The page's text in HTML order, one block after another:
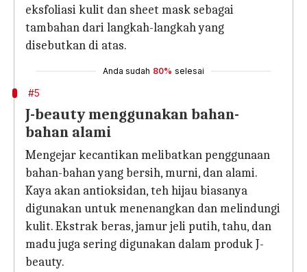
eksfoliasi kulit dan sheet mask sebagai
tambahan dari langkah-langkah yang
disebutkan di atas.
Anda sudah 80% selesai
#5
J-beauty menggunakan bahan-
bahan alami
Mengejar kecantikan melibatkan penggunaan
bahan-bahan yang bersih, murni, dan alami.
Kaya akan antioksidan, teh hijau biasanya
digunakan untuk menenangkan dan melindungi
kulit. Ekstrak beras, jamur jeli putih, tahu, dan
madu juga sering digunakan dalam produk J-
beauty.